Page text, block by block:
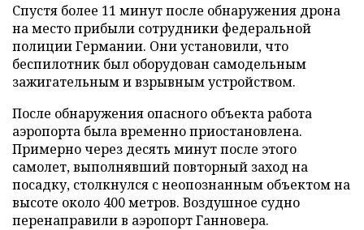
Спустя более 11 минут после обнаружения дрона
на место прибыли сотрудники федеральной
полиции Германии. Они установили, что
беспилотник был оборудован самодельным
зажигательным и взрывным устройством.
После обнаружения опасного объекта работа
аэропорта была временно приостановлена.
Примерно через десять минут после этого
самолет, выполнявший повторный заход на
посадку, столкнулся с неопознанным объектом на
высоте около 400 метров. Воздушное судно
перенаправили в аэропорт Ганновера.